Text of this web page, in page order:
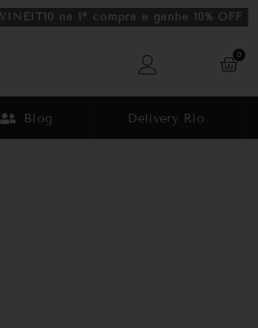
na 1ª compra e ganhe 10% OFF
0
Blog Delivery Rio